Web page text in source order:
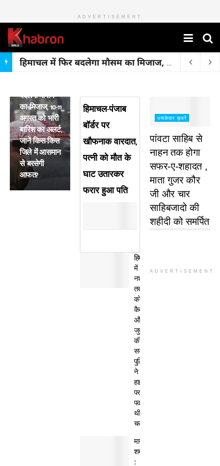
ADVERTISEMENT
हिमाचल में फिर बदलेगा मौसम का मिजाज, 10-11 अगस्त को भारी बारिश का अलर्ट, जानें किस-किस जिले में आसमान से बरसेगी आफत?
मुख्य ख़बरें
बदलेगा मौसम
का मिजाज, 10-11
अगस्त को भारी
बारिश का अलर्ट,
जानें किस-किस
जिले में आसमान
से बरसेगी
आफत?
हिमाचल-पंजाब
बॉर्डर पर
खौफनाक वारदात,
पत्नी को मौत के
घाट उतारकर
फरार हुआ पति
हिमाचल
में
नशा
तस्कर
काे
कैद
और
जुर्माने
की
सजा,
पुलिस
ने
हाईवे
पर
पकड़ी
थी
चरस
मानवता
शर्मसार
:
धमाकेदार ख़बरें
पांवटा साहिब से
नाहन तक होगा
सफर-ए-शहादत ,
माता गुजर कौर
जी और चार
साहिबजादो की
शहीदी को समर्पित
ADVERTISEMENT